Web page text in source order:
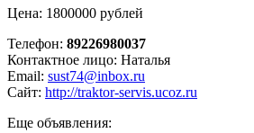
Цена: 1800000 рублей
Телефон: 89226980037
Контактное лицо: Наталья
Email: sust74@inbox.ru
Сайт: http://traktor-servis.ucoz.ru
Еще объявления: